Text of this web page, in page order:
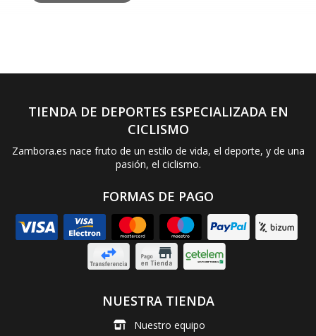
TIENDA DE DEPORTES ESPECIALIZADA EN
CICLISMO
Zambora.es nace fruto de un estilo de vida, el deporte, y de una
pasión, el ciclismo.
FORMAS DE PAGO
NUESTRA TIENDA
Nuestro equipo